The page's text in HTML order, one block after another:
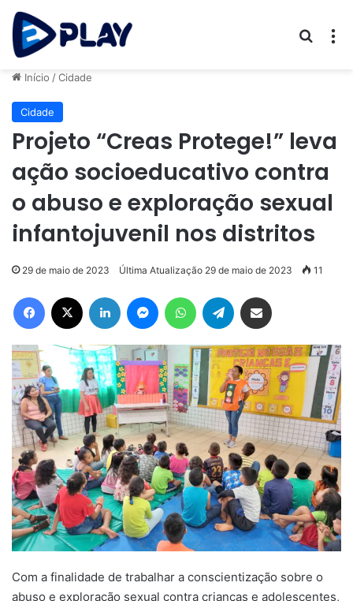
Início /Cidade
Cidade
Projeto “Creas Protege!” leva
ação socioeducativo contra
o abuso e exploração sexual
infantojuvenil nos distritos
29 de maio de 2023 Última Atualização 29 de maio de 2023 11
Facebook Linkedin MessengerWhatsAppTelegram
Com a finalidade de trabalhar a conscientização sobre o
abuso e exploração sexual contra crianças e adolescentes,